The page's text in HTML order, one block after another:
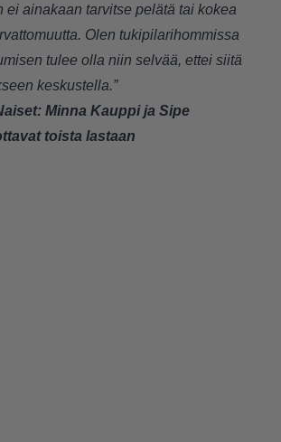
ei ainakaan tarvitse pelätä tai kokea
Olen tukipilarihommissa
tulee olla niin selvää, ettei siitä
keskustella.”
Minna Kauppi ja Sipe
toista lastaan